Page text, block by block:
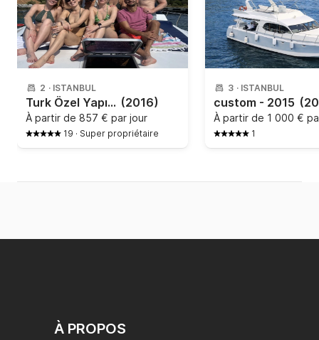
2 · ISTANBUL
Turk Özel Yapım - 2015 (2016)
À partir de 857 € par jour
19 · Super propriétaire
3 · ISTANBUL
custom - 2015
À partir de 1 000 €
1
À PROPOS